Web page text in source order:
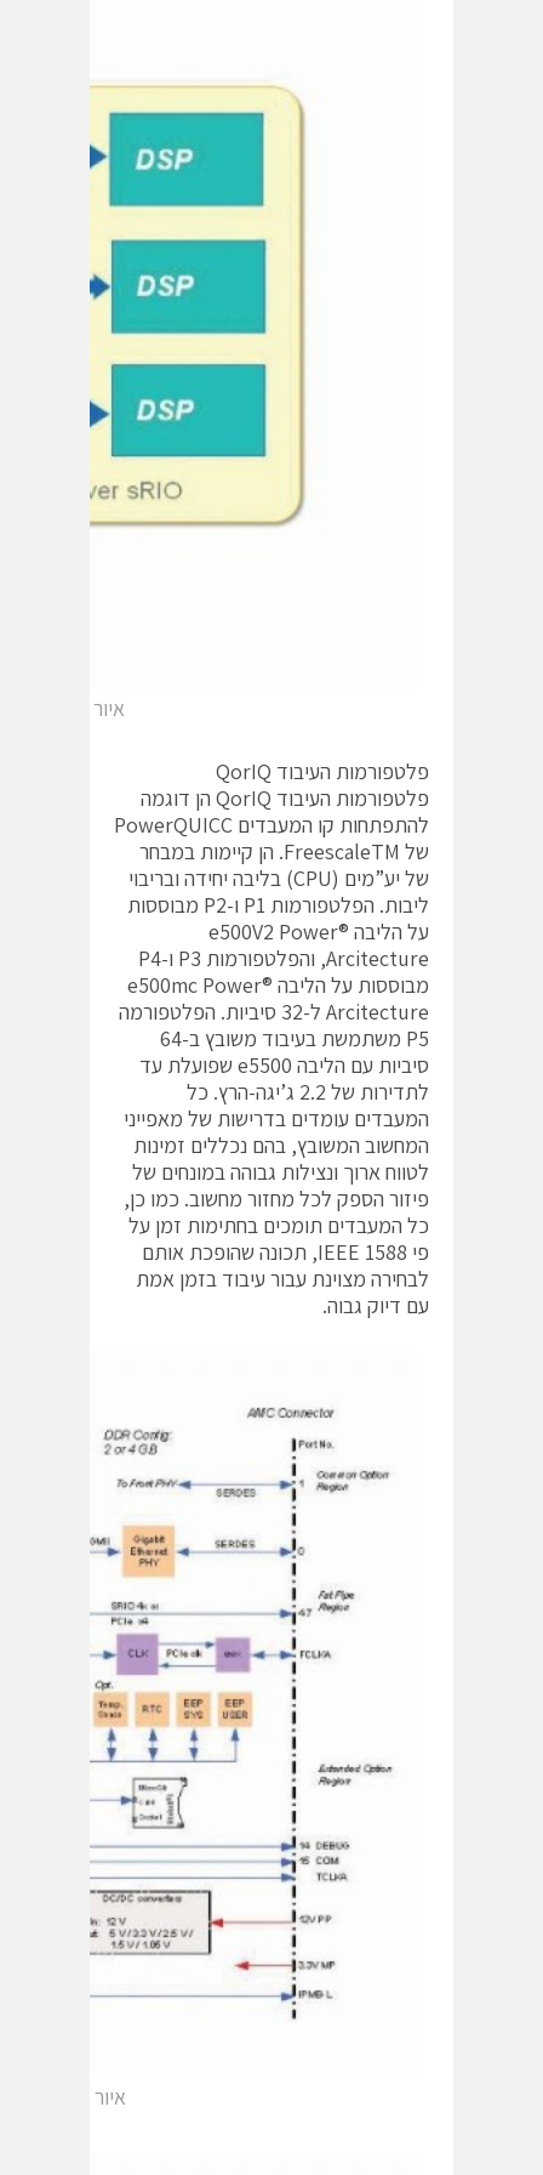
איור 2 יישומים ומערכת בדיקה עבור תקשורת LTE
פלטפורמות העיבוד QorIQ
פלטפורמות העיבוד QorIQ הן דוגמה
להתפתחות קו המעבדים PowerQUICC
של FreescaleTM. הן קיימות במבחר
של יע”מים (CPU) בליבה יחידה ובריבוי
ליבות. הפלטפורמות P1 ו-P2 מבוססות
על הליבה ®e500V2 Power
Arcitecture, והפלטפורמות P3 ו-P4
מבוססות על הליבה ®e500mc Power
Arcitecture ל-32 סיביות. הפלטפורמה
P5 משתמשת בעיבוד משובץ ב-64
סיביות עם הליבה e5500 שפועלת עד
לתדירות של 2.2 ג’יגה-הרץ. כל
המעבדים עומדים בדרישות של מאפייני
המחשוב המשובץ, בהם נכללים זמינות
לטווח ארוך ונצילות גבוהה במונחים של
פיזור הספק לכל מחזור מחשוב. כמו כן,
כל המעבדים תומכים בחתימות זמן על
פי IEEE 1588, תכונה שהופכת אותם
לבחירה מצוינת עבור עיבוד בזמן אמת
עם דיוק גבוה.
איור 3 תכנון מעשי של QorIQ בכרטיס מעגל AMC